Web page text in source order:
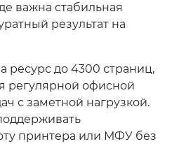
важна стабильная
результат на
ресурс до 4300 страниц,
регулярной офисной
с заметной нагрузкой.
принтера или МФУ без